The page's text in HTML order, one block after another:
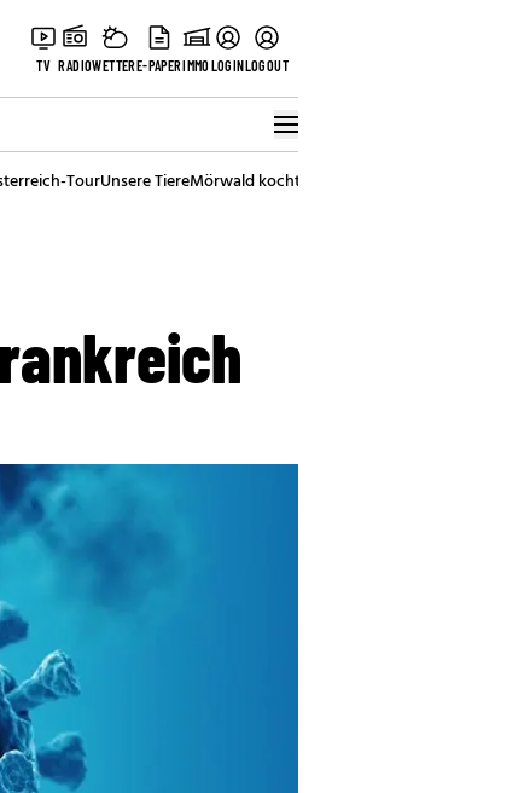
TV RADIOWETTERE-PAPERIMMOLOGINLOGOUT
TourUnsere TiereMörwald kocht